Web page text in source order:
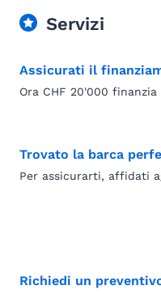
Servizi
Assicurati il
Ora CHF 20'000 finanzia
Trovato la barca
Per assicurarti, affidati
Richiedi un